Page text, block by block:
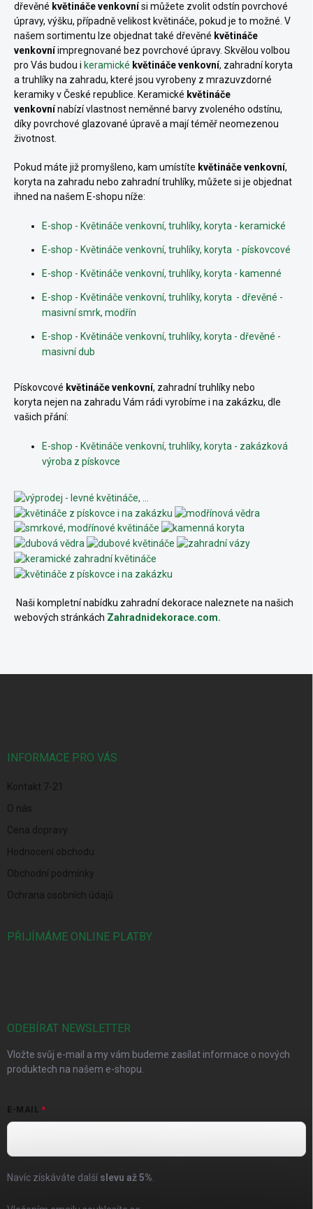
dřevěné květináče venkovnísi můžete zvolit odstín povrchové
úpravy, výšku, případně velikost květináče, pokud je to možné. V
našem sortimentu lze objednat také dřevěné květináče
venkovníimpregnované bez povrchové úpravy. Skvělou volbou
pro Vás budou i keramické květináče venkovní, zahradní koryta
a truhlíky na zahradu, které jsou vyrobeny z mrazuvzdorné
keramiky v České republice. Keramické květináče
venkovnínabízí vlastnost neměnné barvy zvoleného odstínu,
díky povrchové glazované úpravě a mají téměř neomezenou
životnost.
Pokud máte již promyšleno, kam umístíte květináče venkovní,
koryta na zahradu nebo zahradní truhlíky, můžete si je objednat
ihned na našem E-shopu níže:
E-shop - Květináče venkovní, truhlíky, koryta - keramické
E-shop - Květináče venkovní, truhlíky, koryta - pískovcové
E-shop - Květináče venkovní, truhlíky, koryta - kamenné
E-shop - Květináče venkovní, truhlíky, koryta - dřevěné -
masivní smrk, modřín
E-shop - Květináče venkovní, truhlíky, koryta - dřevěné -
masivní dub
Pískovcové květináče venkovní, zahradní truhlíky nebo
koryta nejen na zahradu Vám rádi vyrobíme i na zakázku, dle
vašich přání:
E-shop - Květináče venkovní, truhlíky, koryta - zakázková
výroba z pískovce
Naši kompletní nabídku zahradní dekorace naleznete na našich
webových stránkách Zahradnidekorace.com.
INFORMACE PRO VÁS
Kontakt 7-21
O nás
Cena dopravy
Hodnocení obchodu
Obchodní podmínky
Ochrana osobních údajů
PŘIJÍMÁME ONLINE PLATBY
ODEBÍRAT NEWSLETTER
Vložte svůj e-mail a my vám budeme zasílat informace o nových
produktech na našem e-shopu.
E-MAIL
Navíc získáváte další slevu až5%